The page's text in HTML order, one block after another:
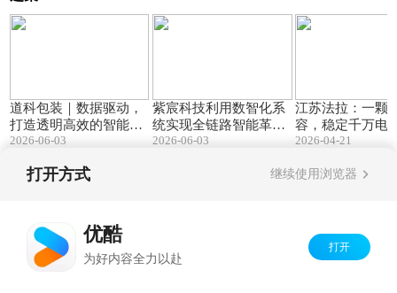
道科包装｜数据驱动，
打造透明高效的智能智
造工厂
2026-06-03
紫宸科技利用数智化系
统实现全链路智能革
新，赋能负极材料高质
2026-06-03
江苏法拉：一颗
容，稳定千万电
2026-04-21
打开方式 继续使用浏览器
优酷
为好内容全力以赴
打开